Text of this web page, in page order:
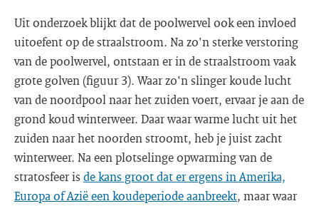
Uit onderzoek blijkt dat de poolwervel ook een invloed
uitoefent op de straalstroom. Na zo'n sterke verstoring
van de poolwervel, ontstaan er in de straalstroom vaak
grote golven (figuur 3). Waar zo'n slinger koude lucht
van de noordpool naar het zuiden voert, ervaar je aan de
grond koud winterweer. Daar waar warme lucht uit het
zuiden naar het noorden stroomt, heb je juist zacht
winterweer. Na een plotselinge opwarming van de
stratosfeer isde kans groot dat er ergens in Amerika,
Europa of Azië een koudeperiode aanbreekt, maar waar